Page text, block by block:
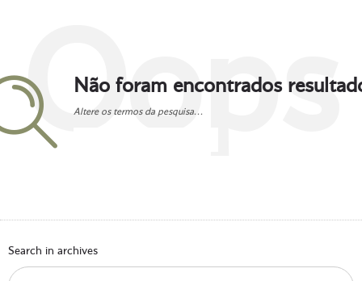
Oops
Não foram encontrados
Altere os termos da pesquisa...
Search in archives